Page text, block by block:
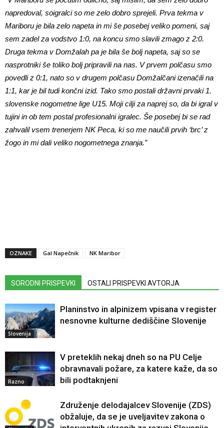
napredoval, soigralci so me zelo dobro sprejeli. Prva tekma v
Mariboru je bila zelo napeta in mi še posebej veliko pomeni, saj
sem zadel za vodstvo 1:0, na koncu smo slavili zmago z 2:0.
Druga tekma v Domžalah pa je bila še bolj napeta, saj so se
nasprotniki še toliko bolj pripravili na nas. V prvem polčasu smo
povedli z 0:1, nato so v drugem polčasu Domžalčani izenačili na
1:1, kar je bil tudi končni izid. Tako smo postali državni prvaki 1.
slovenske nogometne lige U15. Moji cilji za naprej so, da bi igral v
tujini in ob tem postal profesionalni igralec. Še posebej bi se rad
zahvalil vsem trenerjem NK Peca, ki so me naučili prvih ‘brc’ z
žogo in mi dali veliko nogometnega znanja.”
OZNAKE Gal Napečnik NK Maribor
SORODNI PRISPEVKI OSTALI PRISPEVKI AVTORJA
Slovenija
Planinstvo in alpinizem vpisana v register
nesnovne kulturne dediščine Slovenije
Razno
V preteklih nekaj dneh so na PU Celje
obravnavali požare, za katere kaže, da so
bili podtaknjeni
Združenje delodajalcev Slovenije (ZDS)
obžaluje, da se je uveljavitev zakona o